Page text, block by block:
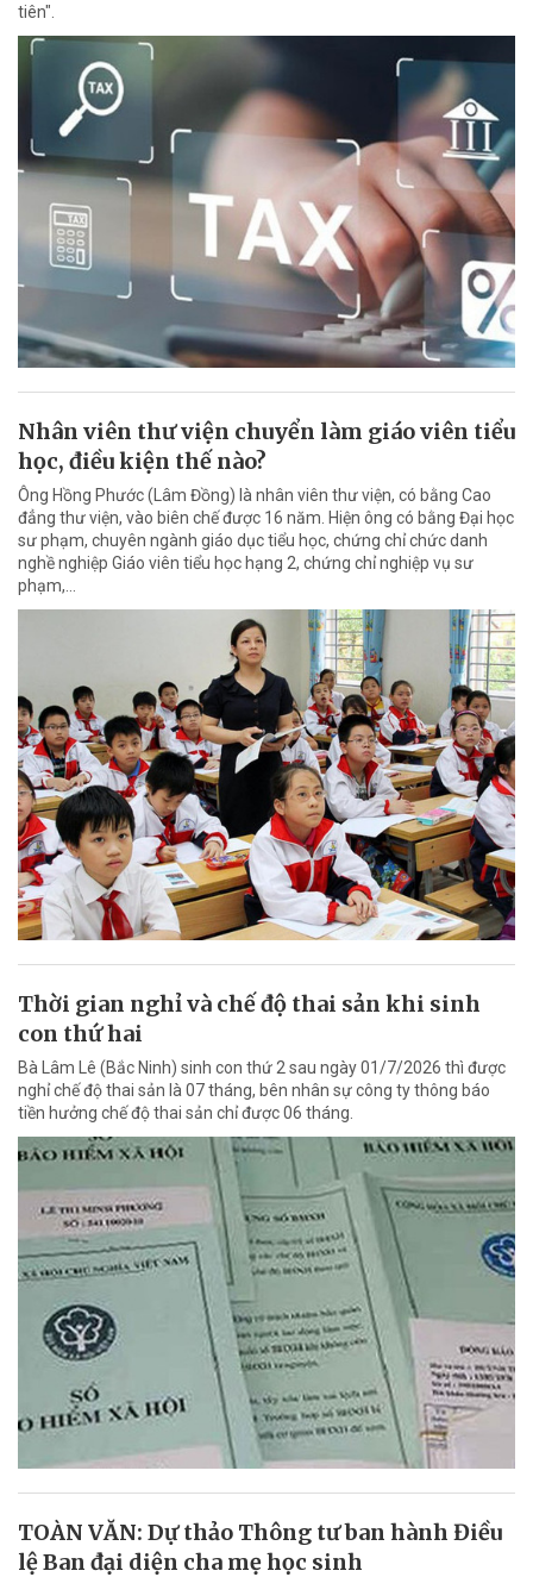
tiên".
Nhân viên thư viện chuyển làm giáo viên tiểu
học, điều kiện thế nào?
Ông Hồng Phước (Lâm Đồng) là nhân viên thư viện, có bằng Cao
đẳng thư viện, vào biên chế được 16 năm. Hiện ông có bằng Đại học
sư phạm, chuyên ngành giáo dục tiểu học, chứng chỉ chức danh
nghề nghiệp Giáo viên tiểu học hạng 2, chứng chỉ nghiệp vụ sư
phạm,…
Thời gian nghỉ và chế độ thai sản khi sinh
con thứ hai
Bà Lâm Lê (Bắc Ninh) sinh con thứ 2 sau ngày 01/7/2026 thì được
nghỉ chế độ thai sản là 07 tháng, bên nhân sự công ty thông báo
tiền hưởng chế độ thai sản chỉ được 06 tháng.
TOÀN VĂN: Dự thảo Thông tư ban hành Điều
lệ Ban đại diện cha mẹ học sinh